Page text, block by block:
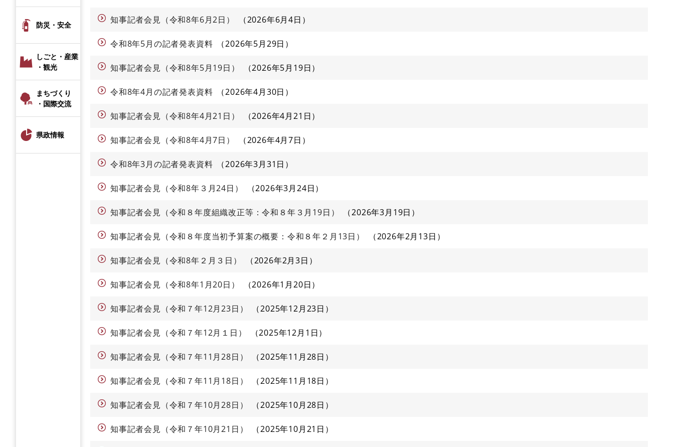
防災・安全
しごと・産業
・観光
まちづくり
・国際交流
県政情報
知事記者会見（令和8年6月2日） 2026年6月4日
令和8年5月の記者発表資料 2026年5月29日
知事記者会見（令和8年5月19日） 2026年5月19日
令和8年4月の記者発表資料 2026年4月30日
知事記者会見（令和8年4月21日） 2026年4月21日
知事記者会見（令和8年4月7日） 2026年4月7日
令和8年3月の記者発表資料 2026年3月31日
知事記者会見（令和8年３月24日） 2026年3月24日
知事記者会見（令和８年度組織改正等：令和８年３月19日） 2026年3月19日
知事記者会見（令和８年度当初予算案の概要：令和８年２月13日） 2026年2月13日
知事記者会見（令和8年２月３日） 2026年2月3日
知事記者会見（令和8年1月20日） 2026年1月20日
知事記者会見（令和７年12月23日） 2025年12月23日
知事記者会見（令和７年12月１日） 2025年12月1日
知事記者会見（令和７年11月28日） 2025年11月28日
知事記者会見（令和７年11月18日） 2025年11月18日
知事記者会見（令和７年10月28日） 2025年10月28日
知事記者会見（令和７年10月21日） 2025年10月21日